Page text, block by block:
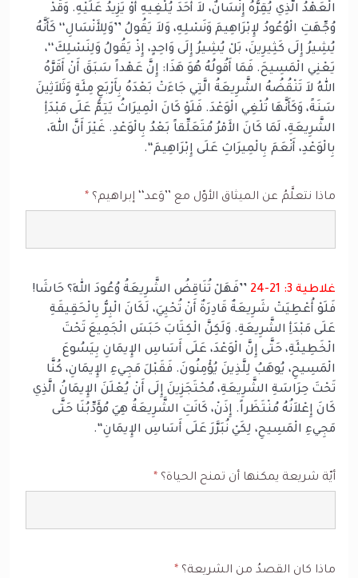
الْعَهْدُ الَّذِي يُقِرُّهُ إِنْسَانٌ، لاَ أَحَدَ يُلْغِيهِ أَوْ يَزِيدُ عَلَيْهِ. وَقَدْ
وُجِّهَتِ الْوُعُودُ لإِبْرَاهِيمَ وَنَسْلِهِ، وَلاَ يَقُولُ ’’وَلِلأَنْسَالِ‘‘ كَأَنَّهُ
يُشِيرُ إِلَى كَثِيرِينَ، بَلْ يُشِيرُ إِلَى وَاحِدٍ، إِذْ يَقُولُ وَلِنَسْلِكَ‘‘،
يَعْنِي الْمَسِيحَ. فَمَا أَقُولُهُ هُوَ هَذَا: إِنَّ عَهْداً سَبَقَ أَنْ أَقَرَّهُ
اللهُ لاَ تَنْقُضُهُ الشَّرِيعَةُ الَّتِي جَاءَتْ بَعْدَهُ بِأَرْبَعِ مِئَةٍ وَثَلاَثِينَ
سَنَةً، وَكَأَنَّهَا تُلْغِي الْوَعْدَ. فَلَوْ كَانَ الْمِيرَاثُ يَتِمُّ عَلَى مَبْدَأِ
الشَّرِيعَةِ، لَمَا كَانَ الأَمْرُ مُتَعَلِّقاً بَعْدُ بِالْوَعْدِ. غَيْرَ أَنَّ اللهَ،
بِالْوَعْدِ، أَنْعَمَ بِالْمِيرَاثِ عَلَى إِبْرَاهِيمَ‘‘.
ماذا نتعلَّمُ عن الميثاق الأوّل مع ’’وَعد‘‘ إبراهيم؟ *
غلاطية 3: 21-24
’’فَهَلْ تُنَاقِضُ الشَّرِيعَةُ وُعُودَ اللهِ؟ حَاشَا!
فَلَوْ أُعْطِيَتْ شَرِيعَةٌ قَادِرَةٌ أَنْ تُحْيِيَ، لَكَانَ الْبِرُّ بِالْحَقِيقَةِ
عَلَى مَبْدَأِ الشَّرِيعَةِ. وَلَكِنَّ الْكِتَابَ حَبَسَ الْجَمِيعَ تَحْتَ
الْخَطِيئَةِ، حَتَّى إِنَّ الْوَعْدَ، عَلَى أَسَاسِ الإِيمَانِ بِيَسُوعَ
الْمَسِيحِ، يُوهَبُ لِلَّذِينَ يُؤْمِنُونَ. فَقَبْلَ مَجِيءِ الإِيمَانِ، كُنَّا
تَحْتَ حِرَاسَةِ الشَّرِيعَةِ، مُحْتَجَزِينَ إِلَى أَنْ يُعْلَنَ الإِيمَانُ الَّذِي
كَانَ إِعْلاَنُهُ مُنْتَظَراً. إِذَنْ، كَانَتِ الشَّرِيعَةُ هِيَ مُؤَدِّبُنَا حَتَّى
مَجِيءِ الْمَسِيحِ، لِكَيْ نُبَرَّرَ عَلَى أَسَاسِ الإِيمَانِ‘‘.
أيّة شريعة يمكنها أن تمنح الحياة؟ *
ماذا كان القصدُ من الشريعة؟ *